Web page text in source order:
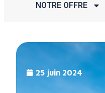
NOTRE OFFRE
25 juin 2024